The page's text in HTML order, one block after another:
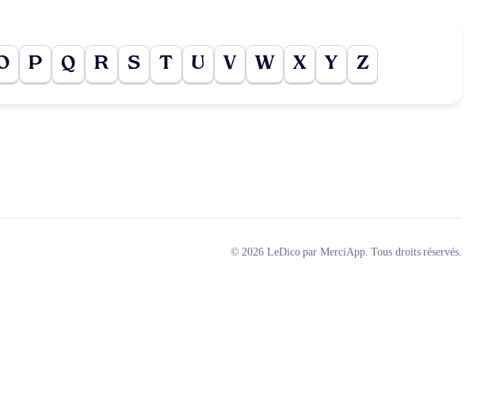
P Q R S T U V W X Y Z
© 2026 LeDico par MerciApp. Tous droits réservés.